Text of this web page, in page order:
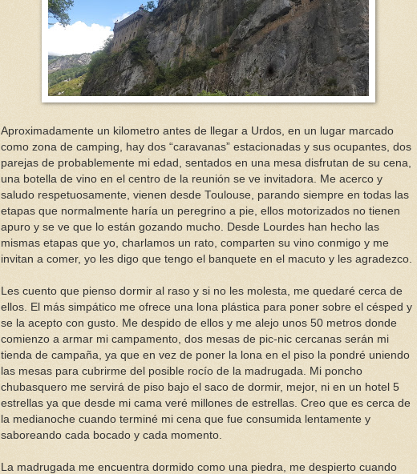
Aproximadamente un kilometro antes de llegar a Urdos, en un lugar marcado
como zona de camping, hay dos “caravanas” estacionadas y sus ocupantes, dos
parejas de probablemente mi edad, sentados en una mesa disfrutan de su cena,
una botella de vino en el centro de la reunión se ve invitadora. Me acerco y
saludo respetuosamente, vienen desde Toulouse, parando siempre en todas las
etapas que normalmente haría un peregrino a pie, ellos motorizados no tienen
apuro y se ve que lo están gozando mucho. Desde Lourdes han hecho las
mismas etapas que yo, charlamos un rato, comparten su vino conmigo y me
invitan a comer, yo les digo que tengo el banquete en el macuto y les agradezco.
Les cuento que pienso dormir al raso y si no les molesta, me quedaré cerca de
ellos. El más simpático me ofrece una lona plástica para poner sobre el césped y
se la acepto con gusto. Me despido de ellos y me alejo unos 50 metros donde
comienzo a armar mi campamento, dos mesas de pic-nic cercanas serán mi
tienda de campaña, ya que en vez de poner la lona en el piso la pondré uniendo
las mesas para cubrirme del posible rocío de la madrugada. Mi poncho
chubasquero me servirá de piso bajo el saco de dormir, mejor, ni en un hotel 5
estrellas ya que desde mi cama veré millones de estrellas. Creo que es cerca de
la medianoche cuando terminé mi cena que fue consumida lentamente y
saboreando cada bocado y cada momento.
La madrugada me encuentra dormido como una piedra, me despierto cuando